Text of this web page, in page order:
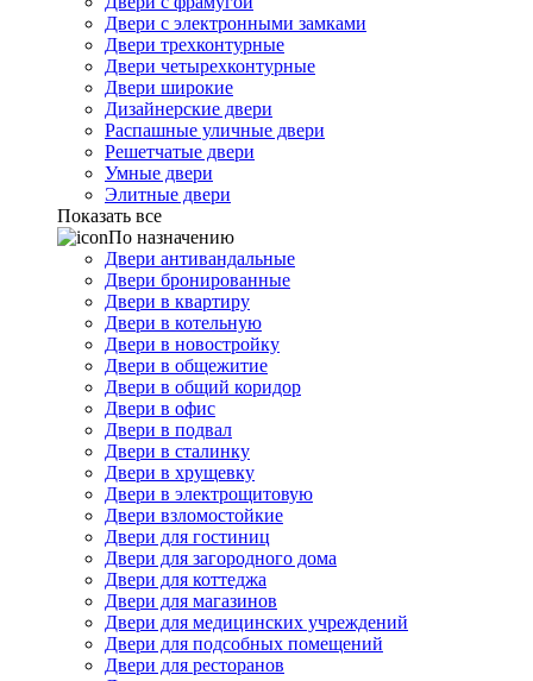
Двери с электронными замками
Двери трехконтурные
Двери четырехконтурные
Двери широкие
Дизайнерские двери
Распашные уличные двери
Решетчатые двери
Умные двери
Элитные двери
Показать все
По назначению
Двери антивандальные
Двери бронированные
Двери в квартиру
Двери в котельную
Двери в новостройку
Двери в общежитие
Двери в общий коридор
Двери в офис
Двери в подвал
Двери в сталинку
Двери в хрущевку
Двери в электрощитовую
Двери взломостойкие
Двери для гостиниц
Двери для загородного дома
Двери для коттеджа
Двери для магазинов
Двери для медицинских учреждений
Двери для подсобных помещений
Двери для ресторанов